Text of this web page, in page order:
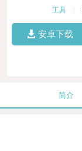
工具
安卓下载
简介